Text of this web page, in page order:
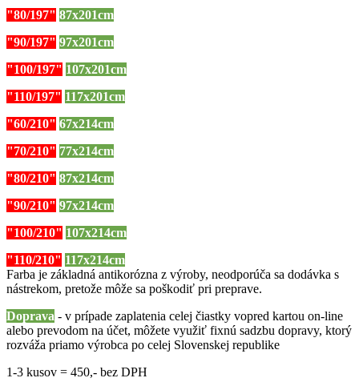
"80/197" 87x201cm
"90/197" 97x201cm
"100/197" 107x201cm
"110/197" 117x201cm
"60/210" 67x214cm
"70/210" 77x214cm
"80/210" 87x214cm
"90/210" 97x214cm
"100/210" 107x214cm
"110/210" 117x214cm
Farba je základná antikorózna z výroby, neodporúča sa dodávka s
nástrekom, pretože môže sa poškodiť pri preprave.
Doprava - v prípade zaplatenia celej čiastky vopred kartou on-line
alebo prevodom na účet, môžete využiť fixnú sadzbu dopravy, ktorý
rozváža priamo výrobca po celej Slovenskej republike
1-3 kusov = 450,- bez DPH